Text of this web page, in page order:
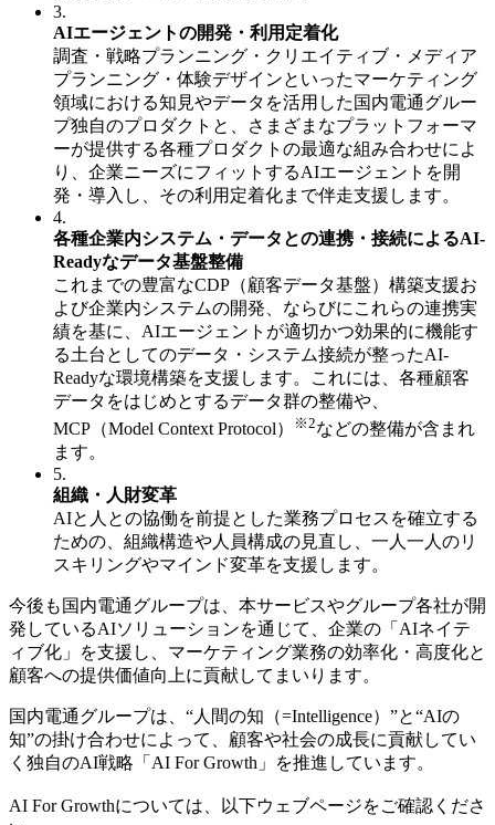
3.
AIエージェントの開発・利用定着化
調査・戦略プランニング・クリエイティブ・メディア
プランニング・体験デザインといったマーケティング
領域における知見やデータを活用した国内電通グルー
プ独自のプロダクトと、さまざまなプラットフォーマ
ーが提供する各種プロダクトの最適な組み合わせによ
り、企業ニーズにフィットするAIエージェントを開
発・導入し、その利用定着化まで伴走支援します。
4.
各種企業内システム・データとの連携・接続によるAI-
Readyなデータ基盤整備
これまでの豊富なCDP（顧客データ基盤）構築支援お
よび企業内システムの開発、ならびにこれらの連携実
績を基に、AIエージェントが適切かつ効果的に機能す
る土台としてのデータ・システム接続が整ったAI-
Readyな環境構築を支援します。これには、各種顧客
データをはじめとするデータ群の整備や、
MCP（Model Context Protocol）
※2などの整備が含まれ
ます。
5.
組織・人財変革
AIと人との協働を前提とした業務プロセスを確立する
ための、組織構造や人員構成の見直し、一人一人のリ
スキリングやマインド変革を支援します。
今後も国内電通グループは、本サービスやグループ各社が開
発しているAIソリューションを通じて、企業の「AIネイテ
ィブ化」を支援し、マーケティング業務の効率化・高度化と
顧客への提供価値向上に貢献してまいります。
国内電通グループは、“人間の知（=Intelligence）”と“AIの
知”の掛け合わせによって、顧客や社会の成長に貢献してい
く独自のAI戦略「AI For Growth」を推進しています。
AI For Growthについては、以下ウェブページをご確認くださ